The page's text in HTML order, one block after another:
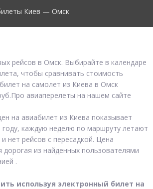
Киев — Омск
рейсов в Омск. Выбирайте в календаре
чтобы сравнивать стоимость
на самолет из Киева в Омск
авиаперелеты на нашем сайте
на авиабилет из Киева показывает
году, каждую неделю по маршруту летают
нет рейсов с пересадкой. Цена
дорогая из найденных пользователями
.
используя электронный билет на